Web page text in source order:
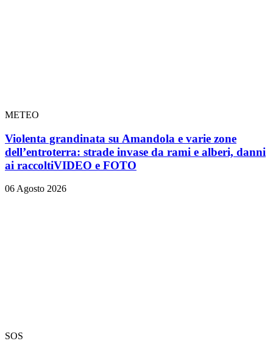
METEO
Violenta grandinata su Amandola e varie zone
dell’entroterra: strade invase da rami e alberi, danni
ai raccoltiVIDEO e FOTO
06 Agosto 2026
SOS